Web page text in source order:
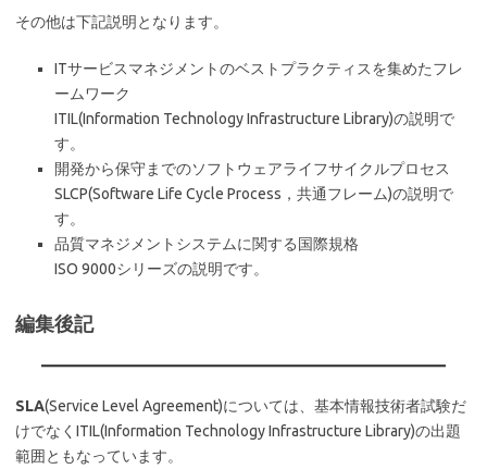
その他は下記説明となります。
ITサービスマネジメントのベストプラクティスを集めたフレ
ームワーク
ITIL(Information Technology Infrastructure Library)の説明で
す。
開発から保守までのソフトウェアライフサイクルプロセス
SLCP(Software Life Cycle Process，共通フレーム)の説明で
す。
品質マネジメントシステムに関する国際規格
ISO 9000シリーズの説明です。
編集後記
SLA(Service Level Agreement)については、基本情報技術者試験だ
けでなくITIL(Information Technology Infrastructure Library)の出題
範囲ともなっています。